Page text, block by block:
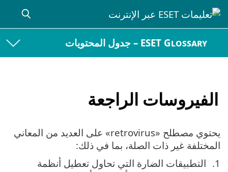
ESET Glossary – جدول المحتويات
الفيروسات الراجعة
يحتوي مصطلح «retrovirus» على العديد من المعاني
المختلفة غير ذات الصلة، بما في ذلك:
التطبيقات الضارة التي تحاول تعطيل أنظمة